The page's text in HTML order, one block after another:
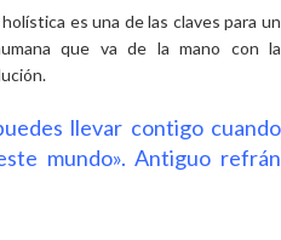
es una de las claves para un
que va de la mano con la
llevar contigo cuando
mundo». Antiguo refrán